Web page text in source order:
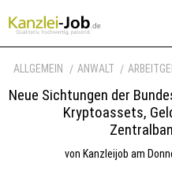
ALLGEMEIN ANWALT
Neue Sichtungen der
Kryptoassets,
von Kanzleijob am